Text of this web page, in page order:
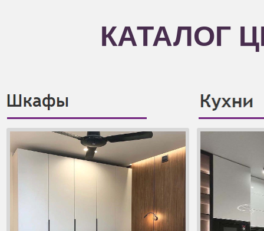
КАТАЛОГ